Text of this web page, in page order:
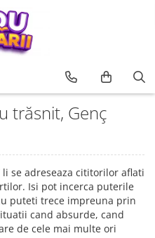
și
trăsnit, Genç
se adreseaza cititorilor aflati
Isi pot incerca puterile
puteti trece impreuna prin
cand absurde, cand
de cele mai multe ori